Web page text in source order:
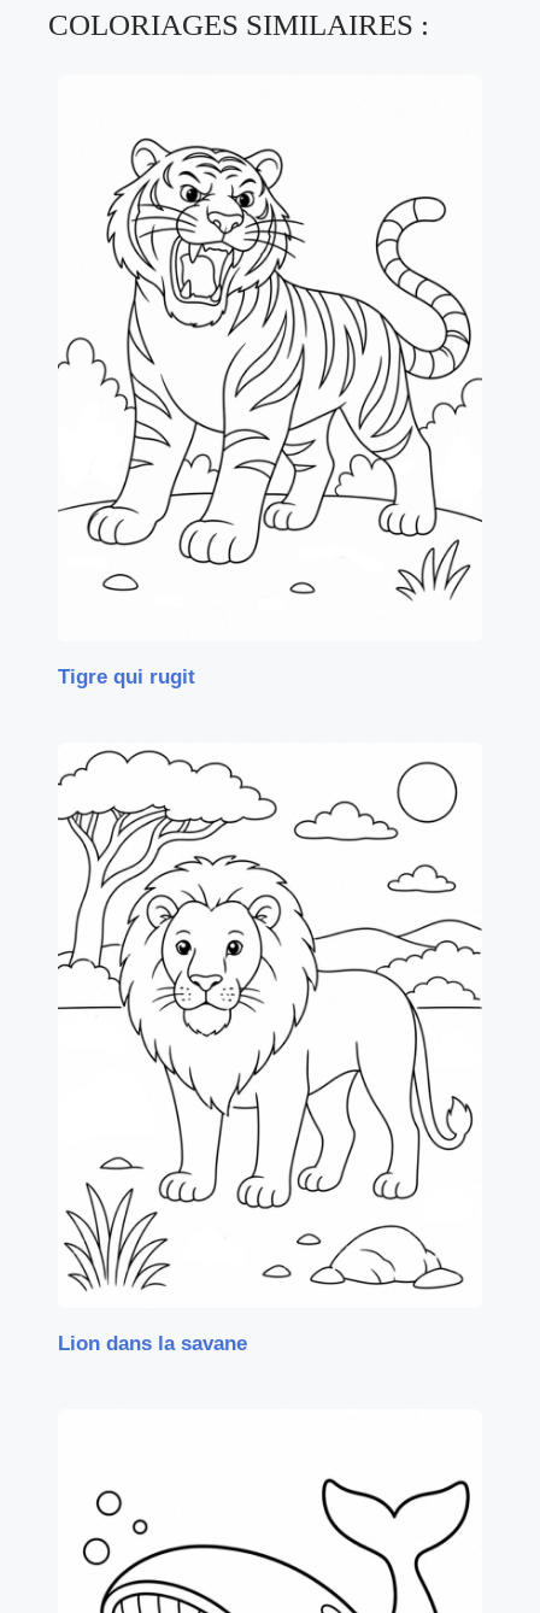
COLORIAGES SIMILAIRES :
Tigre qui rugit
Lion dans la savane